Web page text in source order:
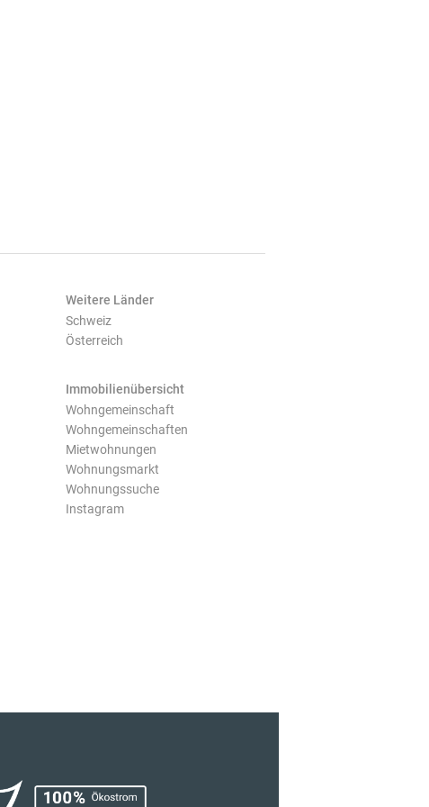
Weitere Länder
Schweiz
Österreich
Immobilienübersicht
Wohngemeinschaft
Wohngemeinschaften
Mietwohnungen
Wohnungsmarkt
Wohnungssuche
Instagram